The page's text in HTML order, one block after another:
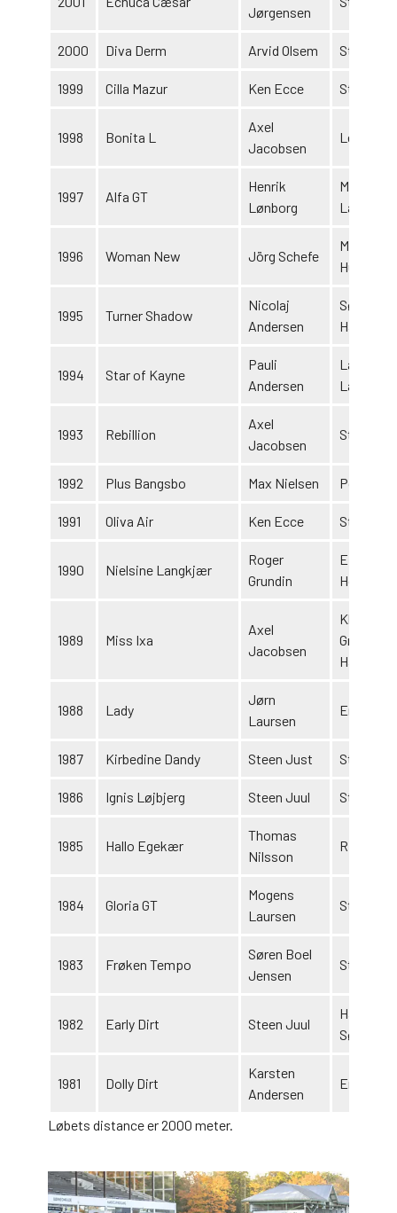
Jørgensen
2000 Diva Derm Arvid Olsem Stald
1999 Cilla Mazur Ken Ecce Stald T
1998 Bonita L
Axel
Jacobsen
Leif
1997 Alfa GT
Henrik
Lønborg
Mogens
Laursen
1996 Woman New Jörg Schefe
Michael
Hutzler
1995 Turner Shadow
Nicolaj
Andersen
Søren
1994 Star of Kayne
Pauli
Andersen
Lars B. &
Larsen
1993 Rebillion
Axel
Jacobsen
Stall
1992 Plus Bangsbo Max Nielsen Poul
1991 Oliva Air Ken Ecce Stald 2 M
1990 Nielsine Langkjær
Roger
Grundin
Eilert
1989 Miss Ixa
Axel
Jacobsen
Klaus
Hansen
1988 Lady
Jørn
Laursen
Erling
1987 Kirbedine Dandy Steen Just Stald
1986 Ignis Løjbjerg Steen Juul Stutt.
1985 Hallo Egekær
Thomas
Nilsson
Rick
1984 Gloria GT
Mogens
Laursen
Stald GT
1983 Frøken Tempo
Søren Boel
Jensen
Stald
1982 Early Dirt Steen Juul
Hans Chr.
Sørensen
1981 Dolly Dirt
Karsten
Andersen
Emil
Løbets distance er 2000 meter.